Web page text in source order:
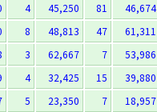
4 45,250 81 46,674
8 48,813 47 61,311
3 62,667 7 53,986
4 32,425 15 39,880
5 23,350 7 18,957